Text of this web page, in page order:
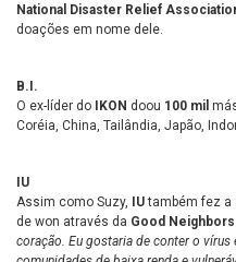
National Disaster Relief
doações em nome dele.
B.I.
O ex-líder do
IKON doou 100 mil
Coréia, China, Tailândia, Japão,
IU
Assim como Suzy,
IUtambém fez a
de won através da Good Neighbors
coração. Eu gostaria de conter o